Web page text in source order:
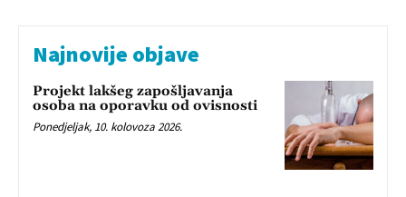
Najnovije objave
Projekt lakšeg zapošljavanja
osoba na oporavku od ovisnosti
Ponedjeljak, 10. kolovoza 2026.